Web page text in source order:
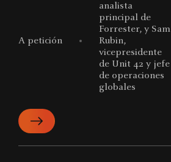
A petición
analista
principal de
Forrester, y Sam
Rubin,
vicepresidente
de Unit 42 y jefe
de operaciones
globales